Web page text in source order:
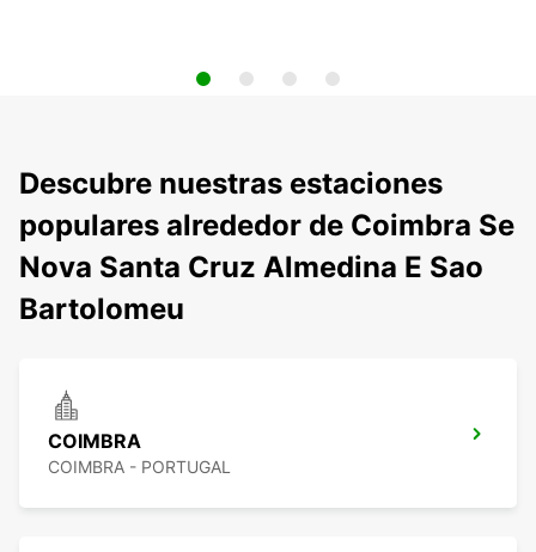
Descubre nuestras estaciones
populares alrededor de Coimbra Se
Nova Santa Cruz Almedina E Sao
Bartolomeu
COIMBRA
COIMBRA - PORTUGAL